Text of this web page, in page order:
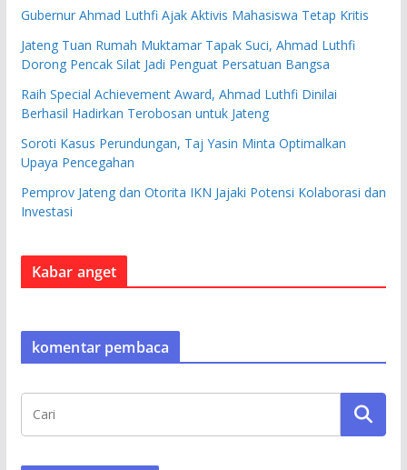
Gubernur Ahmad Luthfi Ajak Aktivis Mahasiswa Tetap Kritis
Jateng Tuan Rumah Muktamar Tapak Suci, Ahmad Luthfi
Dorong Pencak Silat Jadi Penguat Persatuan Bangsa
Raih Special Achievement Award, Ahmad Luthfi Dinilai
Berhasil Hadirkan Terobosan untuk Jateng
Soroti Kasus Perundungan, Taj Yasin Minta Optimalkan
Upaya Pencegahan
Pemprov Jateng dan Otorita IKN Jajaki Potensi Kolaborasi dan
Investasi
Kabar anget
komentar pembaca